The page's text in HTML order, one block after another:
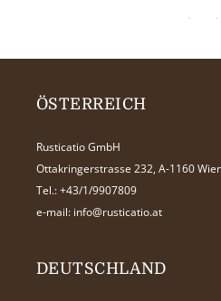
ÖSTERREICH
Rusticatio GmbH
Ottakringerstrasse 232, A-1160
Tel.: +43/1/9907809
e-mail: info@rusticatio.at
DEUTSCHLAND